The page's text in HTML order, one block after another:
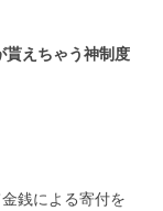
貰えちゃう神制度
銭による寄付を